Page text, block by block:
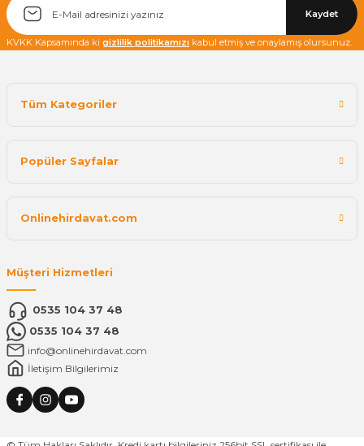
Kaydet
KVKK Kapsamında ki gizlilik politikamızı kabul etmiş ve onaylamış olursunuz.
Tüm Kategoriler
Popüler Sayfalar
Onlinehirdavat.com
Müşteri Hizmetleri
0535 104 37 48
0535 104 37 48
info@onlinehirdavat.com
İletişim Bilgilerimiz